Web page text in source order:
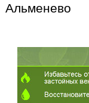
Альменево